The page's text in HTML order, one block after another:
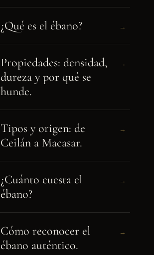
¿Qué es el ébano? →
Propiedades: densidad,
dureza y por qué se
hunde.
→
Tipos y origen: de
Ceilán a Macasar.
→
¿Cuánto cuesta el
ébano?
→
Cómo reconocer el
ébano auténtico.
→